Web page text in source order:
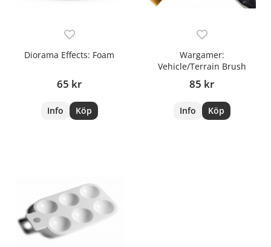
Diorama Effects: Foam
65 kr
Info Köp
Wargamer:
Vehicle/Terrain Brush
85 kr
Info Köp